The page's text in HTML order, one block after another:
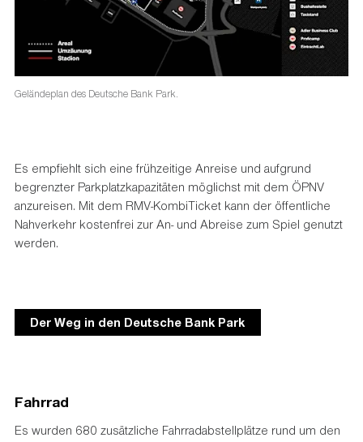
Geländeplan des Deutsche Bank Park.
Es empfiehlt sich eine frühzeitige Anreise und aufgrund
begrenzter Parkplatzkapazitäten möglichst mit dem ÖPNV
anzureisen. Mit dem RMV-KombiTicket kann der öffentliche
Nahverkehr kostenfrei zur An- und Abreise zum Spiel genutzt
werden.
Der Weg in den Deutsche Bank Park
Fahrrad
Es wurden 680 zusätzliche Fahrradabstellplätze rund um den